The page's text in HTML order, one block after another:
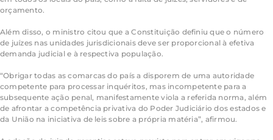
orçamento.
Além disso, o ministro citou que a Constituição definiu que o número
de juízes nas unidades jurisdicionais deve ser proporcional à efetiva
demanda judicial e à respectiva população.
“Obrigar todas as comarcas do país a disporem de uma autoridade
competente para processar inquéritos, mas incompetente para a
subsequente ação penal, manifestamente viola a referida norma, além
de afrontar a competência privativa do Poder Judiciário dos estados e
da União na iniciativa de leis sobre a própria matéria”, afirmou.